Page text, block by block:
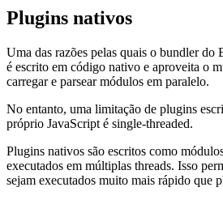
Plugins nativos
Uma das razões pelas quais o bundler do
é escrito em código nativo e aproveita o
carregar e parsear módulos em paralelo.
No entanto, uma limitação de plugins
próprio JavaScript é single-threaded.
Plugins nativos são escritos como
executados em múltiplas threads. Isso
sejam executados muito mais rápido que